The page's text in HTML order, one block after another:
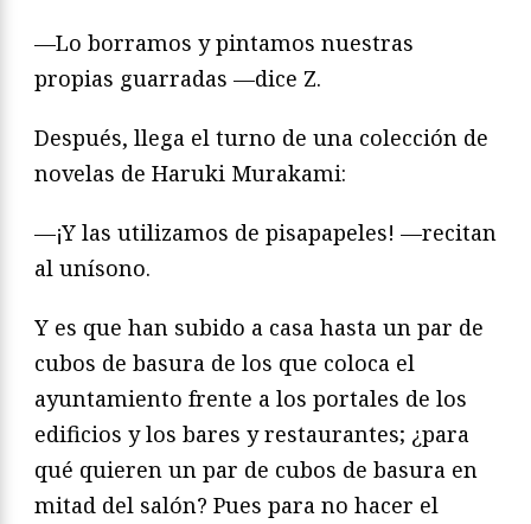
—Lo borramos y pintamos nuestras
propias guarradas —dice Z.
Después, llega el turno de una colección de
novelas de Haruki Murakami:
—¡Y las utilizamos de pisapapeles! —recitan
al unísono.
Y es que han subido a casa hasta un par de
cubos de basura de los que coloca el
ayuntamiento frente a los portales de los
edificios y los bares y restaurantes; ¿para
qué quieren un par de cubos de basura en
mitad del salón? Pues para no hacer el